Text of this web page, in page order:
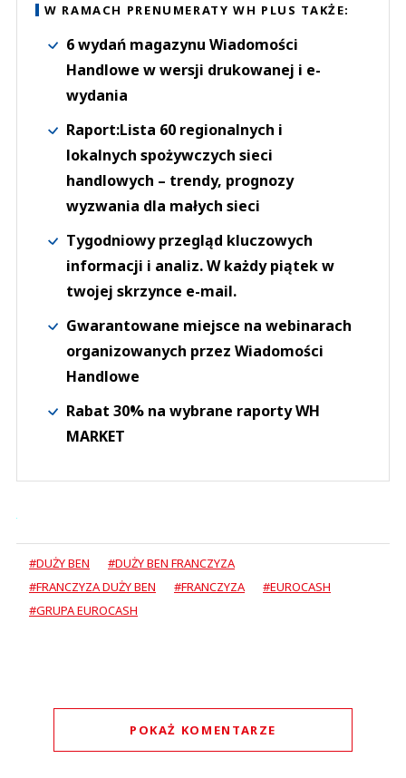
W RAMACH PRENUMERATY WH PLUS TAKŻE:
6 wydań magazynu Wiadomości
Handlowe w wersji drukowanej i e-
wydania
Raport:Lista 60 regionalnych i
lokalnych spożywczych sieci
handlowych – trendy, prognozy
wyzwania dla małych sieci
Tygodniowy przegląd kluczowych
informacji i analiz. W każdy piątek w
twojej skrzynce e-mail.
Gwarantowane miejsce na webinarach
organizowanych przez Wiadomości
Handlowe
Rabat 30% na wybrane raporty WH
MARKET
#DUŻY BEN
#DUŻY BEN FRANCZYZA
#FRANCZYZA DUŻY BEN
#FRANCZYZA
#EUROCASH
#GRUPA EUROCASH
POKAŻ KOMENTARZE